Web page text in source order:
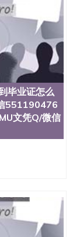
毕业证怎么
551190476
文凭Q/微信